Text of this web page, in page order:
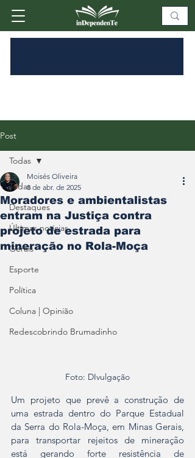
Post
Todas
Destaques
Últimas notícias
Gerais
Esporte
Política
Coluna | Opinião
Redescobrindo Brumadinho
Todas
Moradores e ambientalistas
entram na Justiça contra
projeto de estrada para
mineração no Rola-Moça
Moisés Oliveira
8 de abr. de 2025
Foto: DIvulgação
Um projeto que prevê a construção de
uma estrada dentro do Parque Estadual
da Serra do Rola-Moça, em Minas Gerais,
para transportar rejeitos de mineração
está gerando forte resistência de